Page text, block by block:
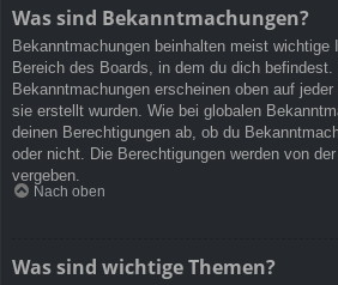
Was sind Bekanntmachungen?
Bekanntmachungen beinhalten meist wichtige
Bereich des Boards, in dem du dich
Bekanntmachungen erscheinen oben auf
sie erstellt wurden. Wie bei globalen
deinen Berechtigungen ab, ob du
oder nicht. Die Berechtigungen werden von
vergeben.
Nach oben
Was sind wichtige Themen?